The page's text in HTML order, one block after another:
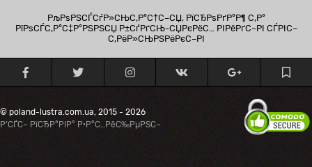
РљРѕРЅСЃСѓР»СЊС‚Р°С†С–СЏ, РїСЂРѕРґР°Р¶ С‚Р°
РїРѕСЃС‚Р°С‡Р°РЅРЅСЏ Р±СѓРґСЊ-СЏРєРёС… РІРёРґС–РІ СЃРІС–
С‚РёР»СЊРЅРёРєС–РІ
© poland-lustra.com.ua, 2015 - 2026
Р’СЃС– РїСЂР°РІР° Р·Р°С…РёС‰РµРЅС–